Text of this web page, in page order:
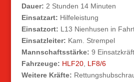
Dauer: 2 Stunden 14 Minuten
Einsatzart: Hilfeleistung
Einsatzort: L13 Nienhusen in
Einsatzleiter: Kam. Strempel
Mannschaftsstärke: 9
Fahrzeuge: HLF20, LF8/6
Weitere Kräfte: